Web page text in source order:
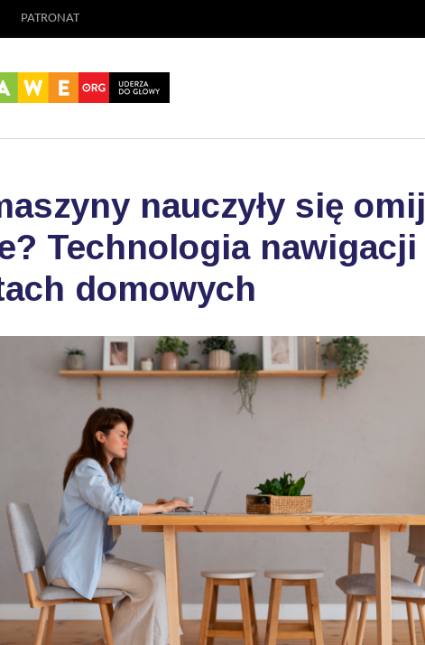
PATRONAT
nauczyły się
Technologia nawigacji
domowych